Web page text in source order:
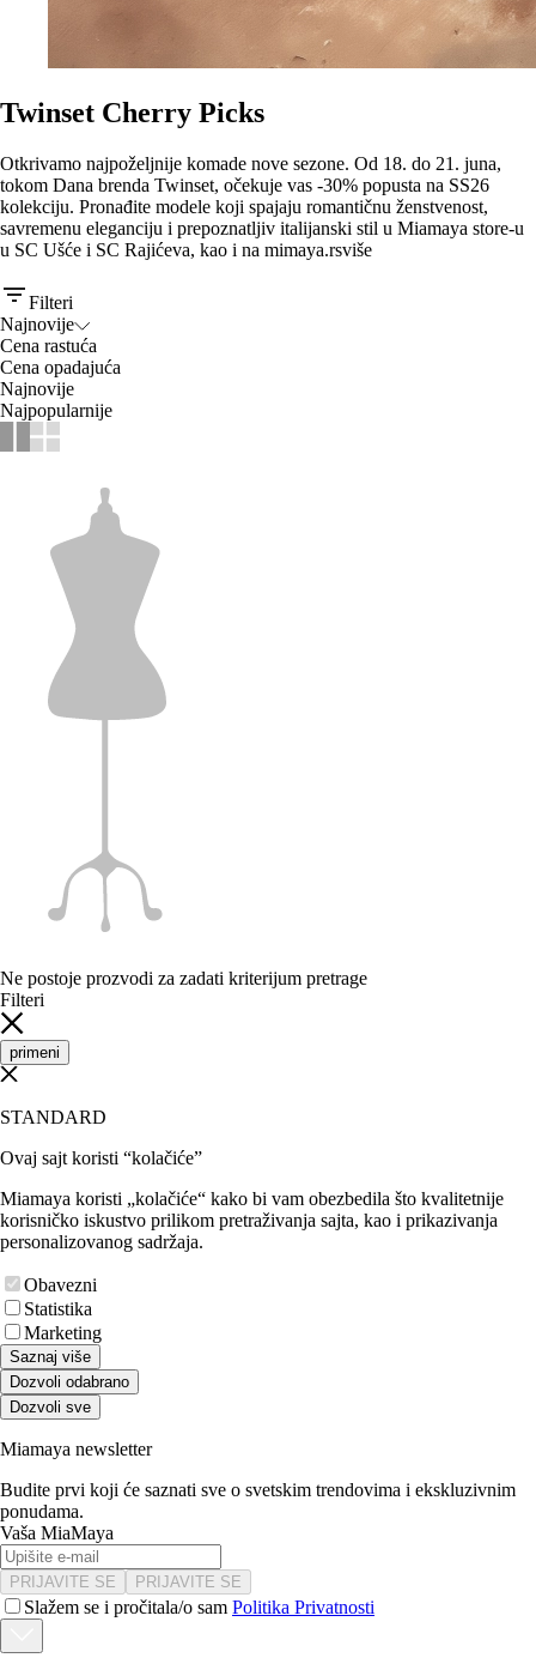
Twinset Cherry Picks
Otkrivamo najpoželjnije komade nove sezone. Od 18. do 21. juna,
tokom Dana brenda Twinset, očekuje vas -30% popusta na SS26
kolekciju. Pronađite modele koji spajaju romantičnu ženstvenost,
savremenu eleganciju i prepoznatljiv italijanski stil u Miamaya store-u
u SC Ušće i SC Rajićeva, kao i na mimaya.rsviše
Filteri
Najnovije
Cena rastuća
Cena opadajuća
Najnovije
Najpopularnije
Ne postoje prozvodi za zadati kriterijum pretrage
Filteri
primeni
STANDARD
Ovaj sajt koristi “kolačiće”
Miamaya koristi „kolačiće“ kako bi vam obezbedila što kvalitetnije
korisničko iskustvo prilikom pretraživanja sajta, kao i prikazivanja
personalizovanog sadržaja.
Obavezni
Statistika
Marketing
Saznaj više
Dozvoli odabrano
Dozvoli sve
Miamaya newsletter
Budite prvi koji će saznati sve o svetskim trendovima i ekskluzivnim
ponudama.
Vaša MiaMaya
PRIJAVITE SE PRIJAVITE SE
Slažem se i pročitala/o sam Politika Privatnosti